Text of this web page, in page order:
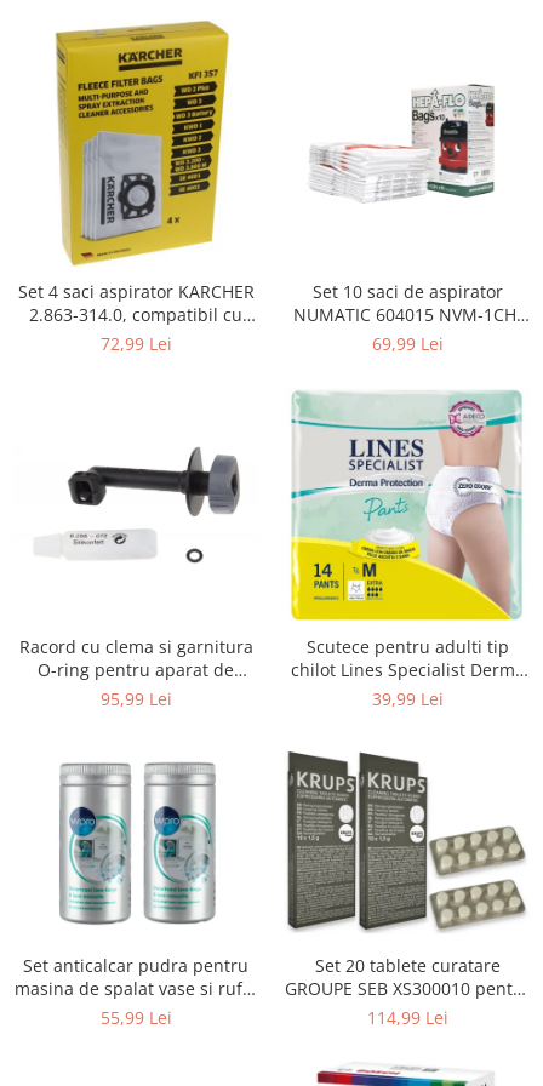
Decoratiuni
Gradinarit
Hobby-uri creative
Iluminat & Electrice
Jaluzele
Kit-uri automatizari porti si usi
Mobila dormitor
Mobila gradina & terasa
Mobila Living & Dining
Organizare si depozitare
Scule electrice si unelte
Silicon, spume si solutii tehnice
Sisteme Incalzire
Textile si covoare
Accesorii tablete
Laptopuri si Accesorii
Wearable & Gadgeturi
Electrocasnice & Climatizare
Accesorii si piese masini spalat
rufe si uscatoare
Accesorii si piese masini spalat
Aparate Racire Aer
Aragaze si cuptoare cu microunde
Set 4 saci aspirator KARCHER
2.863-314.0, compatibil cu
WD, KWD, SE
72,99 Lei
Set 10 saci de aspirator
NUMATIC 604015 NVM-1CH,
9L
69,99 Lei
Racord cu clema si garnitura
O-ring pentru aparat de
spalat cu presiune, KARCHER
95,99 Lei
Scutece pentru adulti tip
chilot Lines Specialist Derma
Protection Extra, 7 picaturi,
39,99 Lei
Set anticalcar pudra pentru
masina de spalat vase si rufe,
WPRO 484000008416, 2 x 250g
55,99 Lei
Set 20 tablete curatare
GROUPE SEB XS300010 pentru
espressoare Krups (2x10
114,99 Lei